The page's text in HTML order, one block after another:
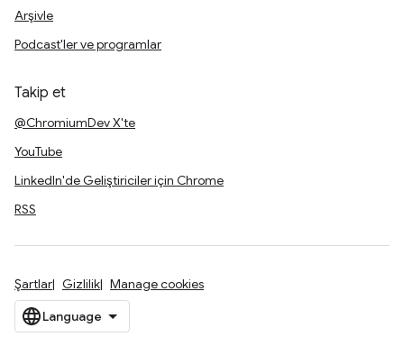
Arşivle
Podcast'ler ve programlar
Takip et
@ChromiumDev X'te
YouTube
LinkedIn'de Geliştiriciler için Chrome
RSS
Şartlar Gizlilik Manage cookies